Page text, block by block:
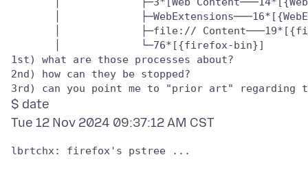
│
│             ├─file://
1st) what are those processes about?
2nd) how can they be stopped?
$ date